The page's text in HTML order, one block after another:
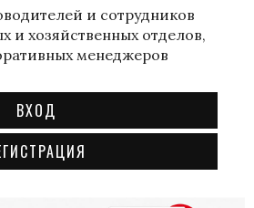
и сотрудников
и хозяйственных отделов,
менеджеров
ВХОД